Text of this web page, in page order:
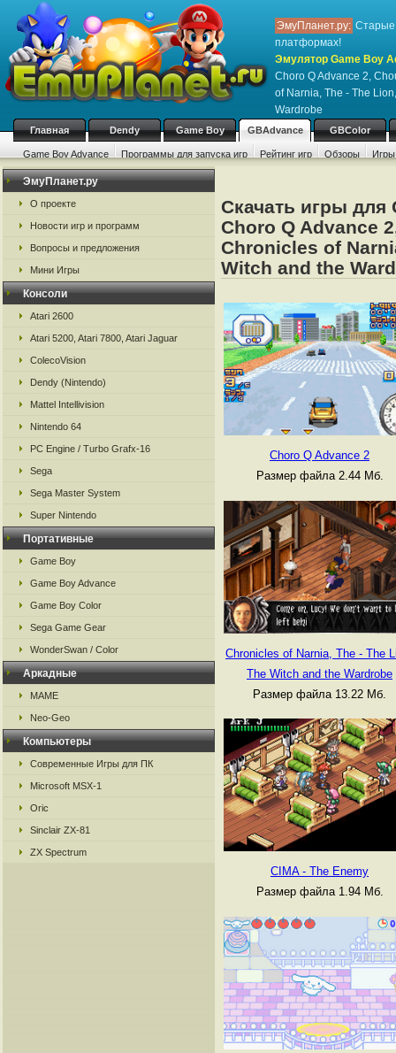
ЭмуПланет.ру: Старые
платформах!
Эмулятор Game Boy
Choro Q Advance 2,
of Narnia, The - The
Wardrobe
Главная Dendy Game Boy GBAdvance GBColor
Game Boy Advance Программы для запуска игр Рейтинг игр Обзоры
ЭмуПланет.ру
О проекте
Новости игр и программ
Вопросы и предложения
Мини Игры
Консоли
Atari 2600
Atari 5200, Atari 7800, Atari Jaguar
ColecoVision
Dendy (Nintendo)
Mattel Intellivision
Nintendo 64
PC Engine / Turbo Grafx-16
Sega
Sega Master System
Super Nintendo
Портативные
Game Boy
Game Boy Advance
Game Boy Color
Sega Game Gear
WonderSwan / Color
Аркадные
MAME
Neo-Geo
Компьютеры
Современные Игры для ПК
Microsoft MSX-1
Oric
Sinclair ZX-81
ZX Spectrum
Скачать игры для
Choro Q Advance
Chronicles of
Witch and the
Choro Q Advance 2
Размер файла 2.44 Мб.
Chronicles of Narnia, The - The
The Witch and the Wardrobe
Размер файла 13.22 Мб.
CIMA - The Enemy
Размер файла 1.94 Мб.